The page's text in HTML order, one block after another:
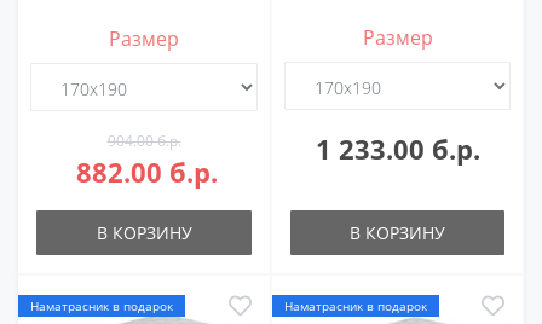
Размер
904.00 б.р.
882.00 б.р.
В КОРЗИНУ
Размер
1 233.00 б.р.
В КОРЗИНУ
Наматрасник в подарок Наматрасник в подарок